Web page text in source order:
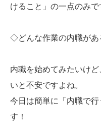
けること」の一点のみで
◇どんな作業の内職が
内職を始めてみたいけ
いと不安ですよね。
今日は簡単に「内職で
す！